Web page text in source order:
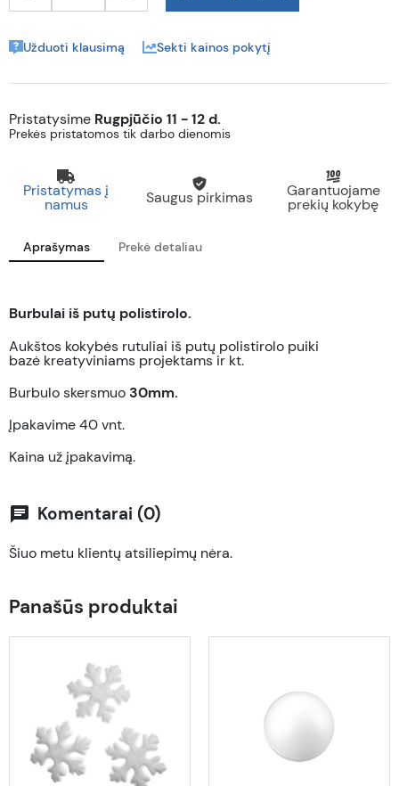
Užduoti klausimą Sekti kainos pokytį
Pristatysime Rugpjūčio 11 - 12 d.
Prekės pristatomos tik darbo dienomis
Pristatymas į
namus Saugus pirkimas Garantuojame
prekių kokybę
Aprašymas Prekė detaliau
Burbulai iš putų polistirolo.
Aukštos kokybės rutuliai iš putų polistirolo puiki
bazė kreatyviniams projektams ir kt.
Burbulo skersmuo30mm.
Įpakavime 40vnt.
Kaina už įpakavimą.
chat Komentarai (0)
Šiuo metu klientų atsiliepimų nėra.
Panašūs produktai